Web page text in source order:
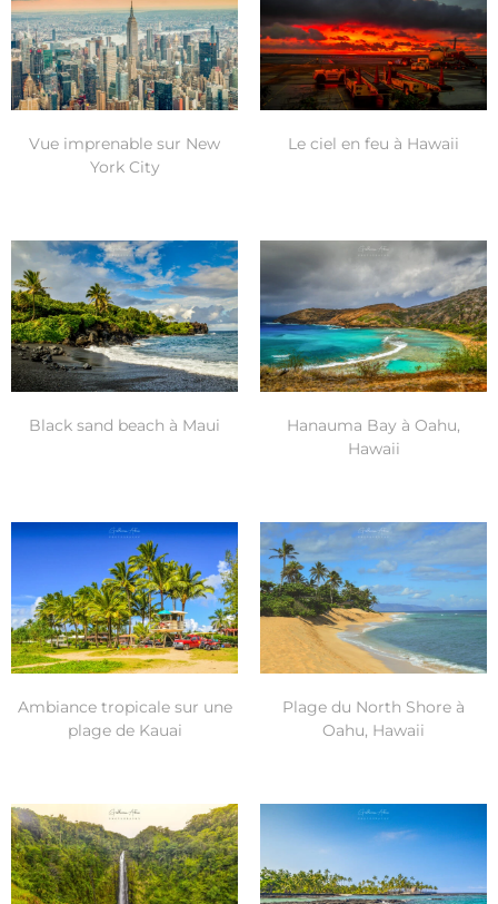
Vue imprenable sur New
York City
Le ciel en feu à Hawaii
Black sand beach à Maui
Hanauma Bay à Oahu,
Hawaii
Ambiance tropicale sur une
plage de Kauai
Plage du North Shore à
Oahu, Hawaii